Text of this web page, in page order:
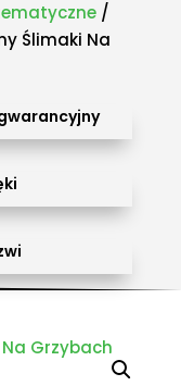
/
Ślimaki Na